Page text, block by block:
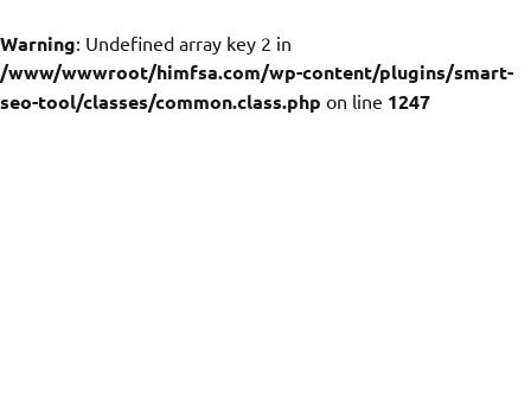
Warning: Undefined array key 2 in
/www/wwwroot/himfsa.com/wp-content/plugins/smart-
seo-tool/classes/common.class.php on line 1247